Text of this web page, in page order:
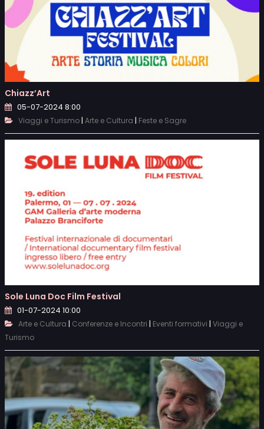
Chiazz’Art
05-07-2024 8:00
Viaggi e Turismo| Arte e Cultura | Feste e Sagre
Sole Luna Doc Film Festival
01-07-2024 10:00
Arte e Cultura | Conferenze e Incontri | Eventi formativi | Viaggi e
Turismo